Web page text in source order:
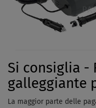
Si consiglia -
galleggiante
La maggior parte delle